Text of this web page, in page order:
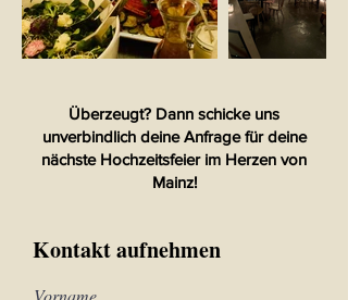
Überzeugt? Dann schicke uns
unverbindlich deine Anfrage für deine
nächste Hochzeitsfeier im Herzen von
Mainz!
Kontakt aufnehmen
Vorname